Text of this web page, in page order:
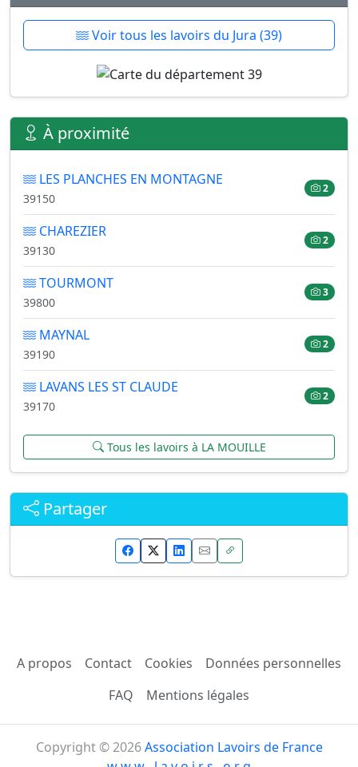
Voir tous les lavoirs du Jura (39)
À proximité
LES PLANCHES EN MONTAGNE
39150
2
CHAREZIER
39130
2
TOURMONT
39800
3
MAYNAL
39190
2
LAVANS LES ST CLAUDE
39170
2
Tous les lavoirs à LA MOUILLE
Partager
A propos Contact Cookies
Données personnelles
FAQ
Mentions légales
Copyright © 2026Association Lavoirs de France